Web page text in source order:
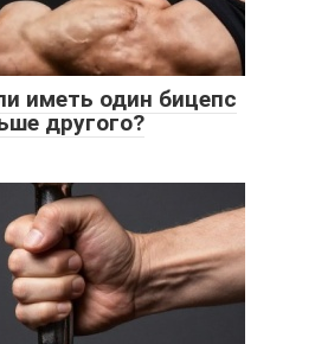
иметь один бицепс
другого?